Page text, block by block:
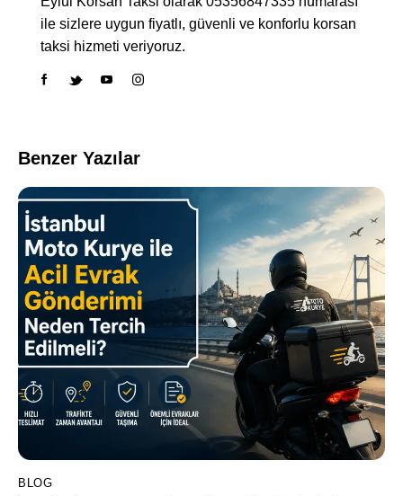
ile sizlere uygun fiyatlı, güvenli ve konforlu korsan
taksi hizmeti veriyoruz.
Benzer Yazılar
BLOG